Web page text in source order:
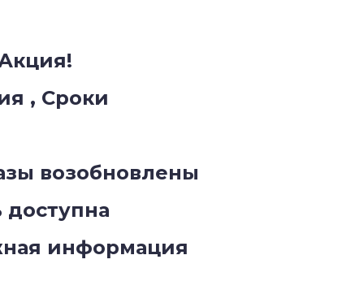
, Сроки
возобновлены
информация